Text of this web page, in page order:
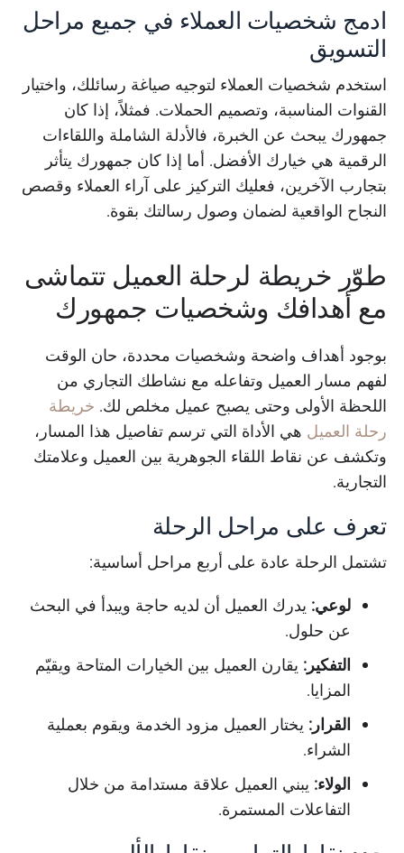
ادمج شخصيات العملاء في جميع مراحل
التسويق
استخدم شخصيات العملاء لتوجيه صياغة رسائلك، واختيار
القنوات المناسبة، وتصميم الحملات. فمثلاً، إذا كان
جمهورك يبحث عن الخبرة، فالأدلة الشاملة واللقاءات
الرقمية هي خيارك الأفضل. أما إذا كان جمهورك يتأثر
بتجارب الآخرين، فعليك التركيز على آراء العملاء وقصص
النجاح الواقعية لضمان وصول رسالتك بقوة.
طوّر خريطة لرحلة العميل تتماشى
مع أهدافك وشخصيات جمهورك
بوجود أهداف واضحة وشخصيات محددة، حان الوقت
لفهم مسار العميل وتفاعله مع نشاطك التجاري من
اللحظة الأولى وحتى يصبح عميل مخلص لك. خريطة
رحلة العميل هي الأداة التي ترسم تفاصيل هذا المسار،
وتكشف عن نقاط اللقاء الجوهرية بين العميل وعلامتك
التجارية.
تعرف على مراحل الرحلة
تشتمل الرحلة عادة على أربع مراحل أساسية:
لوعي: يدرك العميل أن لديه حاجة ويبدأ في البحث
عن حلول.
التفكير: يقارن العميل بين الخيارات المتاحة ويقيّم
المزايا.
القرار: يختار العميل مزود الخدمة ويقوم بعملية
الشراء.
الولاء: يبني العميل علاقة مستدامة من خلال
التفاعلات المستمرة.